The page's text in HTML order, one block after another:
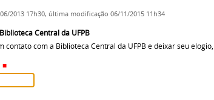
2013 17h30, última modificação 06/11/2015 11h34
Central da UFPB
contato com a Biblioteca Central da UFPB e deixar seu